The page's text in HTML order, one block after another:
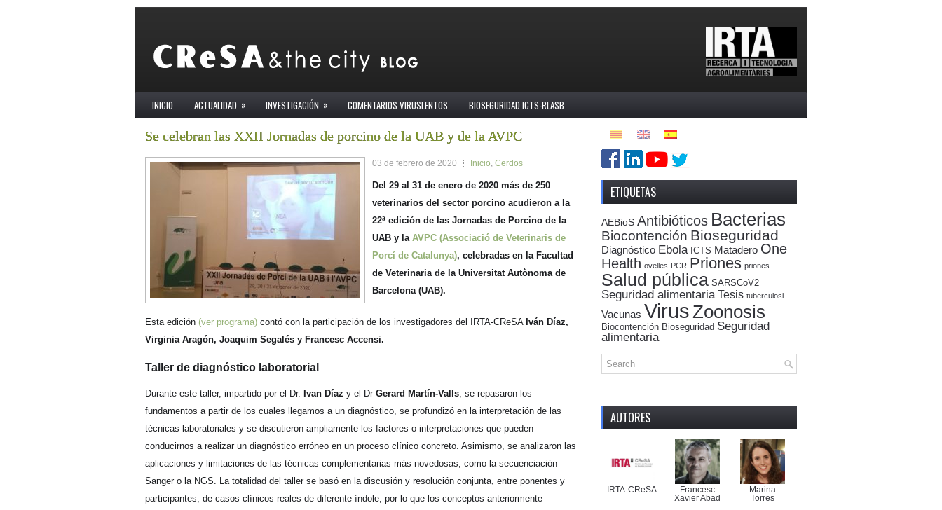
INICIO ACTUALIDAD » INVESTIGACIÓN » COMENTARIOS VIRUSLENTOS BIOSEGURIDAD ICTS-RLASB
Se celebran las XXII Jornadas de porcino de la UAB y de la AVPC
03 de febrero de 2020 Inicio, Cerdos
Del 29 al 31 de enero de 2020 más de 250
veterinarios del sector porcino acudieron a la
22ª edición de las Jornadas de Porcino de la
UAB y la AVPC (Associació de Veterinaris de
Porcí de Catalunya), celebradas en la Facultad
de Veterinaria de la Universitat Autònoma de
Barcelona (UAB).
Esta edición (ver programa) contó con la participación de los investigadores del IRTA-CReSA Iván Díaz,
Virginia Aragón, Joaquim Segalés y Francesc Accensi.
Taller de diagnóstico laboratorial
Durante este taller, impartido por el Dr. Ivan Díaz y el DrGerard Martín-Valls, se repasaron los
fundamentos a partir de los cuales llegamos a un diagnóstico, se profundizó en la interpretación de las
técnicas laboratoriales y se discutieron ampliamente los factores o interpretaciones que pueden
conducirnos a realizar un diagnóstico erróneo en un proceso clínico concreto. Asimismo, se analizaron las
aplicaciones y limitaciones de las técnicas complementarias más novedosas, como la secuenciación
Sanger o la NGS. La totalidad del taller se basó en la discusión y resolución conjunta, entre ponentes y
participantes, de casos clínicos reales de diferente índole, por lo que los conceptos anteriormente
ETIQUETAS
AEBioS Antibióticos Bacterias
Biocontención Bioseguridad
Diagnóstico Ebola ICTS Matadero One
Health ovelles PCR Priones priones
Salud pública SARSCoV2
Seguridad alimentaria Tesis tuberculosi
Vacunas VirusZoonosis
Biocontención Bioseguridad Seguridad
alimentaria
AUTORES
IRTA-CReSA
Francesc
Xavier Abad
Marina
Torres